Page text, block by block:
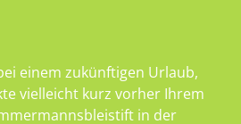
einem zukünftigen Urlaub,
vielleicht kurz vorher Ihrem
in der